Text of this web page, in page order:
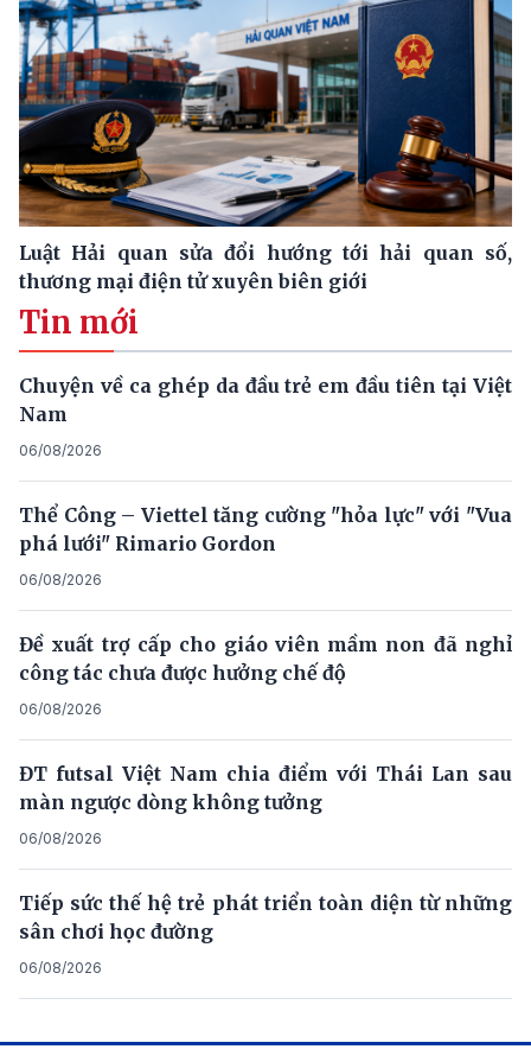
Luật Hải quan sửa đổi hướng tới hải quan số,
thương mại điện tử xuyên biên giới
Tin mới
Chuyện về ca ghép da đầu trẻ em đầu tiên tại Việt
Nam
06/08/2026
Thể Công – Viettel tăng cường "hỏa lực" với "Vua
phá lưới" Rimario Gordon
06/08/2026
Đề xuất trợ cấp cho giáo viên mầm non đã nghỉ
công tác chưa được hưởng chế độ
06/08/2026
ĐT futsal Việt Nam chia điểm với Thái Lan sau
màn ngược dòng không tưởng
06/08/2026
Tiếp sức thế hệ trẻ phát triển toàn diện từ những
sân chơi học đường
06/08/2026